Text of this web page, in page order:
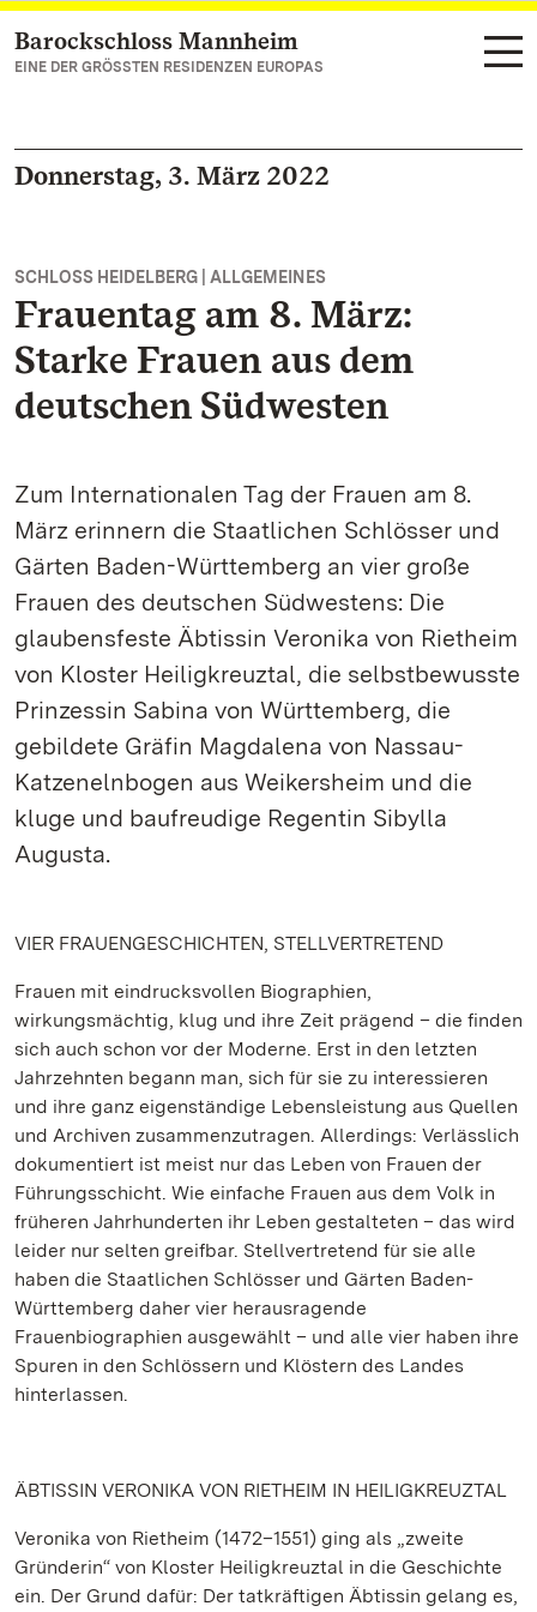
Zum Hauptinhalt springen
Barockschloss Mannheim
EINE DER GRÖSSTEN RESIDENZEN EUROPAS
Donnerstag, 3. März 2022
SCHLOSS HEIDELBERG | ALLGEMEINES
Frauentag am 8. März:
Starke Frauen aus dem
deutschen Südwesten
Zum Internationalen Tag der Frauen am 8.
März erinnern die Staatlichen Schlösser und
Gärten Baden-Württemberg an vier große
Frauen des deutschen Südwestens: Die
glaubensfeste Äbtissin Veronika von Rietheim
von Kloster Heiligkreuztal, die selbstbewusste
Prinzessin Sabina von Württemberg, die
gebildete Gräfin Magdalena von Nassau-
Katzenelnbogen aus Weikersheim und die
kluge und baufreudige Regentin Sibylla
Augusta.
VIER FRAUENGESCHICHTEN, STELLVERTRETEND
Frauen mit eindrucksvollen Biographien,
wirkungsmächtig, klug und ihre Zeit prägend – die finden
sich auch schon vor der Moderne. Erst in den letzten
Jahrzehnten begann man, sich für sie zu interessieren
und ihre ganz eigenständige Lebensleistung aus Quellen
und Archiven zusammenzutragen. Allerdings: Verlässlich
dokumentiert ist meist nur das Leben von Frauen der
Führungsschicht. Wie einfache Frauen aus dem Volk in
früheren Jahrhunderten ihr Leben gestalteten – das wird
leider nur selten greifbar. Stellvertretend für sie alle
haben die Staatlichen Schlösser und Gärten Baden-
Württemberg daher vier herausragende
Frauenbiographien ausgewählt – und alle vier haben ihre
Spuren in den Schlössern und Klöstern des Landes
hinterlassen.
ÄBTISSIN VERONIKA VON RIETHEIM IN HEILIGKREUZTAL
Veronika von Rietheim (1472–1551) ging als „zweite
Gründerin“ von Kloster Heiligkreuztal in die Geschichte
ein. Der Grund dafür: Der tatkräftigen Äbtissin gelang es,